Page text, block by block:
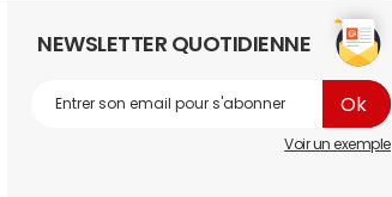
NEWSLETTER QUOTIDIENNE
Voir un exemple